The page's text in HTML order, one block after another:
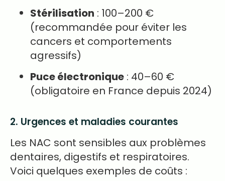
Stérilisation : 100–200 €
(recommandée pour éviter les
cancers et comportements
agressifs)
Puce électronique : 40–60 €
(obligatoire en France depuis 2024)
2. Urgences et maladies courantes
Les NAC sont sensibles aux problèmes
dentaires, digestifs et respiratoires.
Voici quelques exemples de coûts :